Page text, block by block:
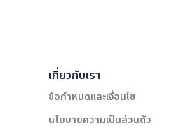
เกี่ยวกับเรา
ข้อกำหนดและเงื่อนไข
นโยบายความเป็นส่วนตัว